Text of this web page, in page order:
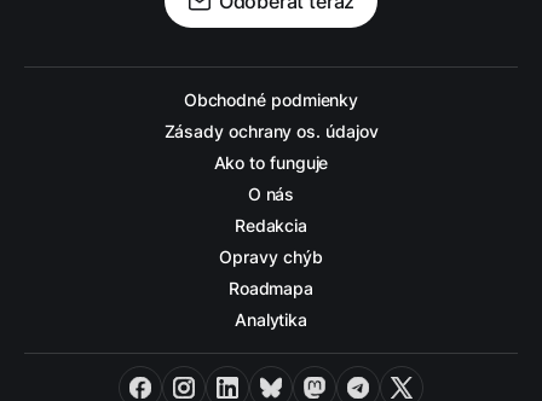
Obchodné podmienky
Zásady ochrany os. údajov
Ako to funguje
O nás
Redakcia
Opravy chýb
Roadmapa
Analytika